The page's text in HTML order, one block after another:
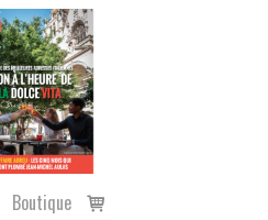
Boutique
Voir